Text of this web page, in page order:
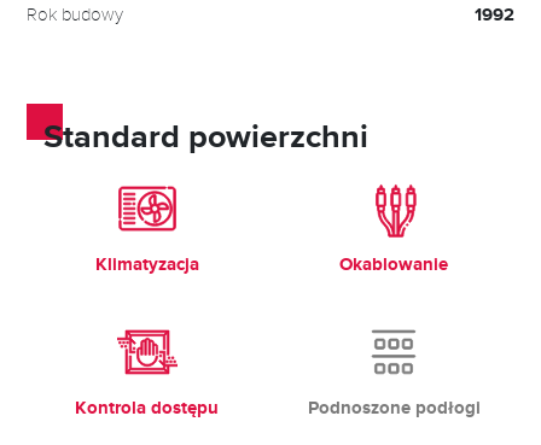
Rok budowy 1992
Standard powierzchni
Klimatyzacja Okablowanie
Kontrola dostępu Podnoszone podłogi